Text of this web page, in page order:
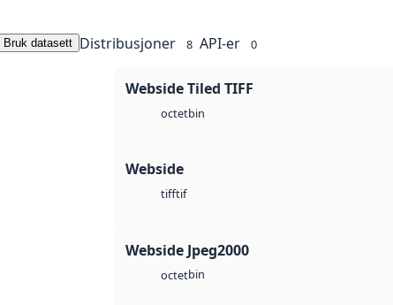
Bruk datasett Distribusjoner 8 API-er 0
Webside Tiled TIFF
octetbin
Webside
tifftif
Webside Jpeg2000
octetbin